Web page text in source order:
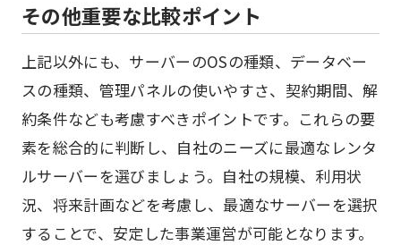
その他重要な比較ポイント
上記以外にも、サーバーのOSの種類、データベー
スの種類、管理パネルの使いやすさ、契約期間、解
約条件なども考慮すべきポイントです。これらの要
素を総合的に判断し、自社のニーズに最適なレンタ
ルサーバーを選びましょう。自社の規模、利用状
況、将来計画などを考慮し、最適なサーバーを選択
することで、安定した事業運営が可能となります。